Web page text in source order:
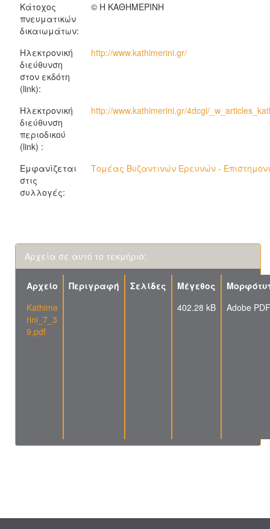
Κάτοχος
πνευματικών
δικαιωμάτων:
© H KAΘHMEPINH
Ηλεκτρονική
διεύθυνση
στον εκδότη
(link):
http://www.kathimerini.gr/
Ηλεκτρονική
διεύθυνση
περιοδικού
(link) :
http://www.kathimerini.gr/4dcgi/
Εμφανίζεται
στις
συλλογές:
Τομέας Βυζαντινών Ερευνών -
Αρχεία σε αυτό το τεκμήριο:
Αρχείο Περιγραφή Σελίδες Μέγεθος
Kathime
rini_7_3
9.pdf
402.28 kB Adobe PDF